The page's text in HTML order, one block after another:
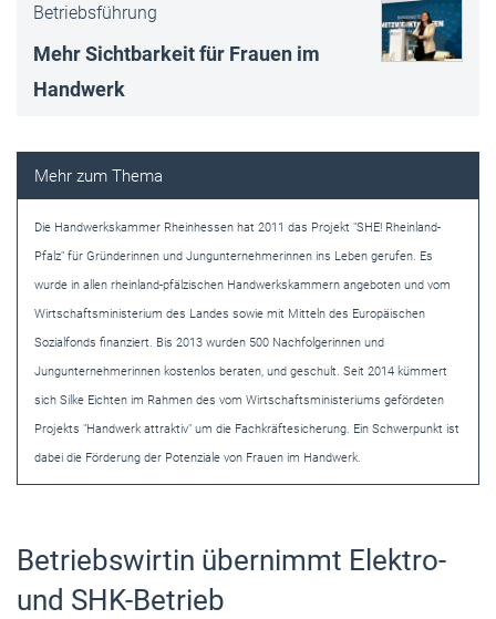
Betriebsführung
Mehr Sichtbarkeit für Frauen im
Handwerk
Die Handwerkskammer Rheinhessen hat 2011 das Projekt "SHE! Rheinland-
Pfalz" für Gründerinnen und Jungunternehmerinnen ins Leben gerufen. Es
wurde in allen rheinland-pfälzischen Handwerkskammern angeboten und vom
Wirtschaftsministerium des Landes sowie mit Mitteln des Europäischen
Sozialfonds finanziert. Bis 2013 wurden 500 Nachfolgerinnen und
Jungunternehmerinnen kostenlos beraten, und geschult. Seit 2014 kümmert
sich Silke Eichten im Rahmen des vom Wirtschaftsministeriums gefördeten
Projekts "Handwerk attraktiv" um die Fachkräftesicherung. Ein Schwerpunkt ist
dabei die Förderung der Potenziale von Frauen im Handwerk.
Betriebswirtin übernimmt Elektro-
und SHK-Betrieb